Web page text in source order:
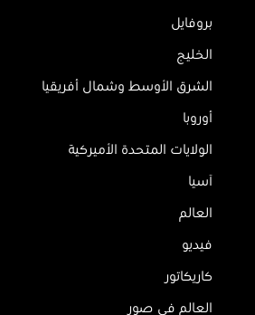
بروفايل
الخليج
الشرق الأوسط وشمال أفريقيا
أوروبا
الولايات المتحدة الأميركية
آسيا
العالم
فيديو
كاريكاتور
العالم في صور